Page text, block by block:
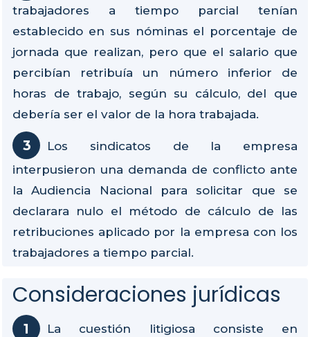
trabajadores a tiempo parcial tenían
establecido en sus nóminas el porcentaje de
jornada que realizan, pero que el salario que
percibían retribuía un número inferior de
horas de trabajo, según su cálculo, del que
debería ser el valor de la hora trabajada.
Los sindicatos de la empresa
interpusieron una demanda de conflicto ante
la Audiencia Nacional para solicitar que se
declarara nulo el método de cálculo de las
retribuciones aplicado por la empresa con los
trabajadores a tiempo parcial.
Consideraciones jurídicas
La cuestión litigiosa consiste en